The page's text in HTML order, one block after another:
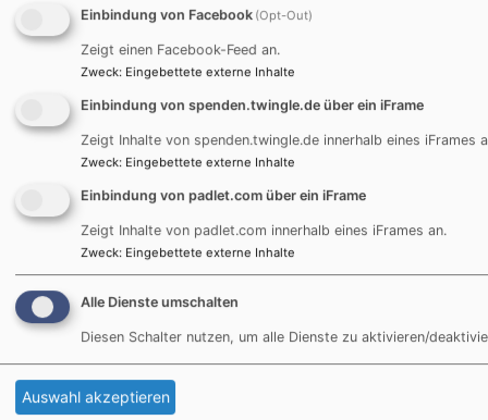
Bildrechte Evang. Dekanat
Jugendbildungshaus Wiedhölzlkaser
Reit im Winkl
Bei Anfragen wenden Sie sich bitte an:
Einbindung von Facebook (Opt-Out)
Zeigt einen Facebook-Feed an.
Zweck: Eingebettete externe Inhalte
Einbindung von spenden.twingle.de über ein iFrame
Zeigt Inhalte von spenden.twingle.de innerhalb eines iFrames
Zweck: Eingebettete externe Inhalte
Einbindung von padlet.com über ein iFrame
Zeigt Inhalte von padlet.com innerhalb eines iFrames an.
Zweck: Eingebettete externe Inhalte
Alle Dienste umschalten
Diesen Schalter nutzen, um alle Dienste zu aktivieren/
Auswahl akzeptieren